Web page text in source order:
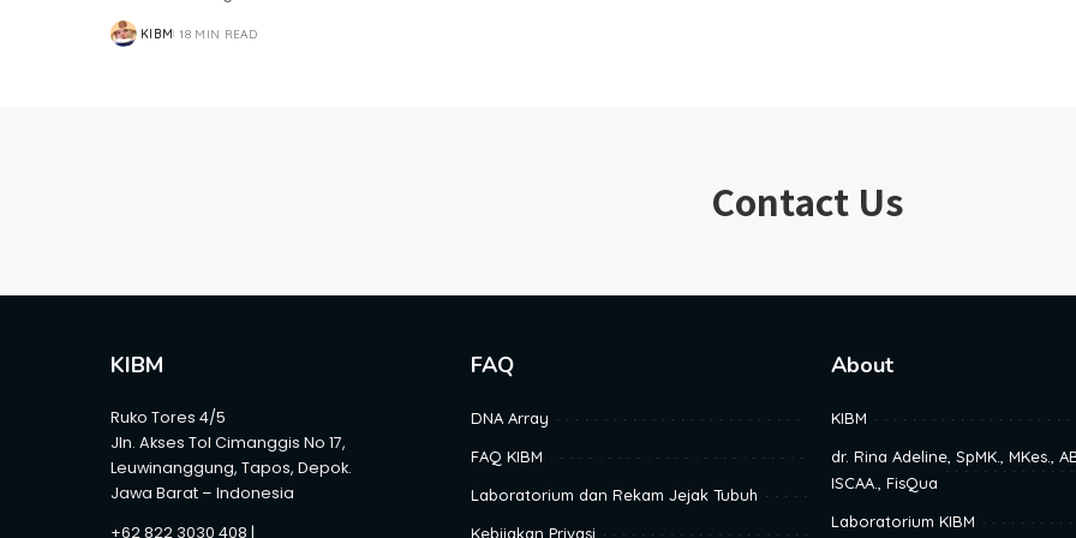
POSTED
KIBM 18 MIN READ
Contact Us
KIBM
Ruko Tores 4/5
Jln. Akses Tol Cimanggis No 17,
Leuwinanggung, Tapos, Depok.
Jawa Barat – Indonesia
+62 822 3030 408 |
FAQ
DNA Array
FAQ KIBM
Laboratorium dan Rekam Jejak Tubuh
Kebijakan Privasi
About
KIBM
dr. Rina Adeline, SpMK., MKes.,
ISCAA., FisQua
Laboratorium KIBM